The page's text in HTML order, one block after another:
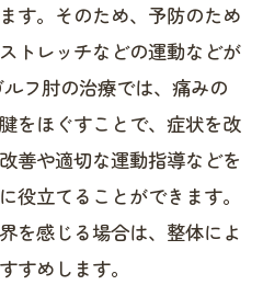
す。そのため、予防のため
トレッチなどの運動などが
フ肘の治療では、痛みの
をほぐすことで、症状を改
善や適切な運動指導などを
役立てることができます。
を感じる場合は、整体によ
すめします。